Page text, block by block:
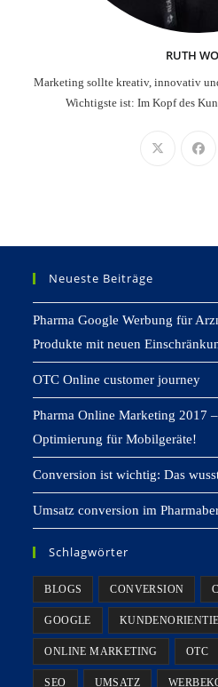
RUTH
Marketing sollte kreativ, innovativ
Wichtigste ist: Im Kopf des
Neueste Beiträge
Pharma Google Werbung für
Produkte mit neuen
OTC Online customer journey
Pharma Online Marketing 2017
Optimierung für Mobilgeräte!
Conversion ist wichtig: Das
Umsatz conversion im
Schlagwörter
BLOGS CONVERSION
GOOGLE
ONLINE MARKETING OTC
SEO UMSATZ